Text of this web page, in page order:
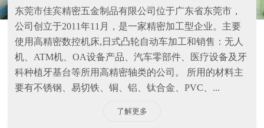
东莞市佳宾精密五金制品有限公司位于广东省东莞市，
公司创立于2011年11月，是一家精密加工型企业。主要
使用高精密数控机床,日式凸轮自动车加工和销售：无人
机、ATM机、OA设备产品、汽车零部件、医疗设备及牙
科种植牙基台等所用高精密轴类的公司。 所用的材料主
要有不锈钢、易切铁、铜、铝、钛合金、PVC、...
了解更多